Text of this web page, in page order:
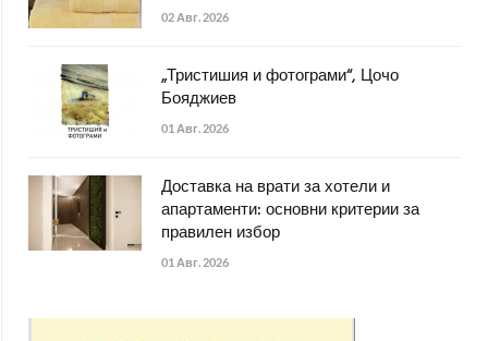
02 Авг. 2026
„Тристишия и фотограми“, Цочо
Бояджиев
01 Авг. 2026
Доставка на врати за хотели и
апартаменти: основни критерии за
правилен избор
01 Авг. 2026